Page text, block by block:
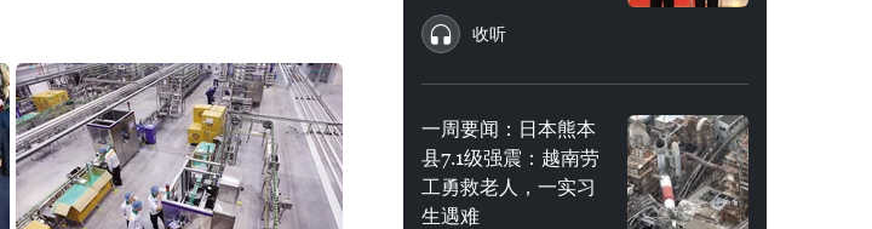
收听
一周要闻：日本熊本
县7.1级强震：越南劳
工勇救老人，一实习
生遇难